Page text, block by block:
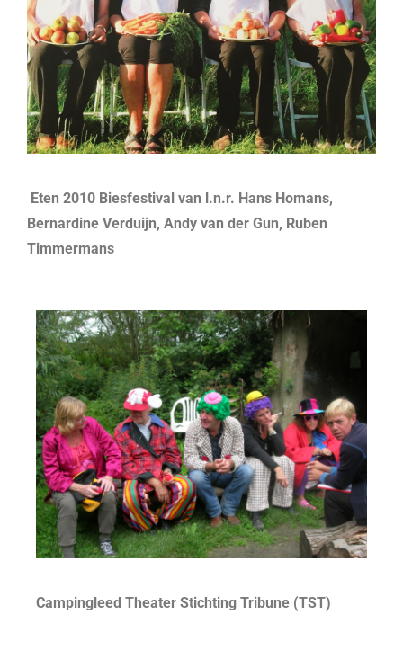
Eten 2010 Biesfestival van l.n.r. Hans Homans,
Bernardine Verduijn, Andy van der Gun, Ruben
Timmermans
Campingleed Theater Stichting Tribune (TST)